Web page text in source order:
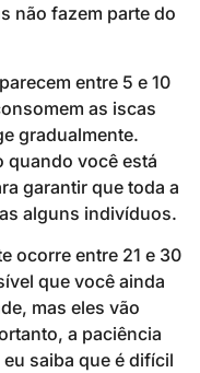
não fazem parte do
entre 5 e 10
as iscas
gradualmente.
quando você está
garantir que toda a
alguns indivíduos.
ocorre entre 21 e 30
que você ainda
mas eles vão
a paciência
saiba que é difícil